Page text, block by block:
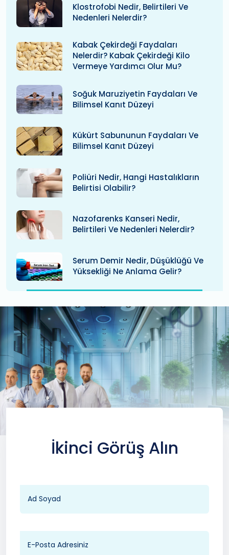
Klostrofobi Nedir, Belirtileri Ve
Nedenleri Nelerdir?
Kabak Çekirdeği Faydaları
Nelerdir? Kabak Çekirdeği Kilo
Vermeye Yardımcı Olur Mu?
Soğuk Maruziyetin Faydaları Ve
Bilimsel Kanıt Düzeyi
Kükürt Sabununun Faydaları Ve
Bilimsel Kanıt Düzeyi
Poliüri Nedir, Hangi Hastalıkların
Belirtisi Olabilir?
Nazofarenks Kanseri Nedir,
Belirtileri Ve Nedenleri Nelerdir?
Serum Demir Nedir, Düşüklüğü Ve
Yüksekliği Ne Anlama Gelir?
İkinci Görüş Alın